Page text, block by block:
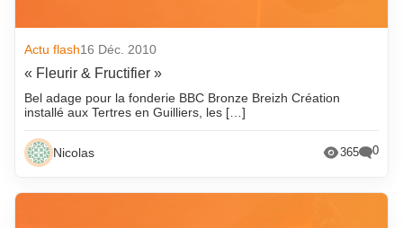
Actu flash16 Déc. 2010
« Fleurir & Fructifier »
Bel adage pour la fonderie BBC Bronze Breizh Création
installé aux Tertres en Guilliers, les […]
Nicolas 365 0